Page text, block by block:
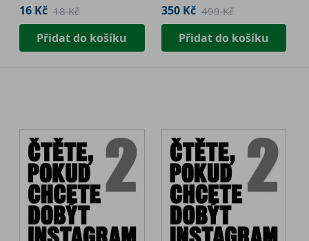
16 Kč 18 Kč
Přidat do košíku
350 Kč 499 Kč
Přidat do košíku